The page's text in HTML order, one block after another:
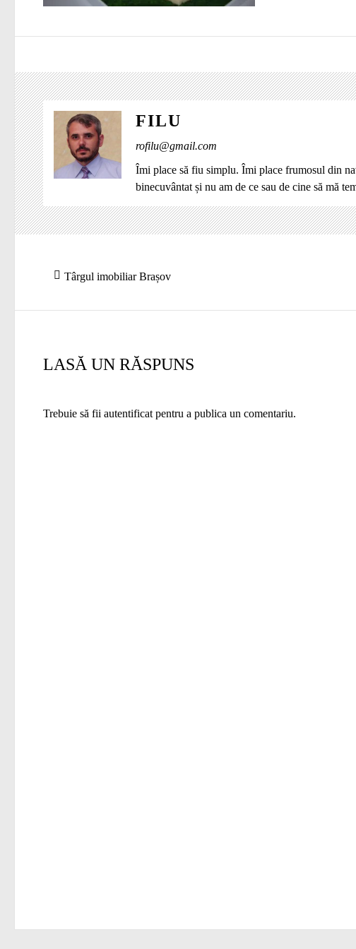
FILU
rofilu@gmail.com
Îmi place să fiu simplu. Îmi place frumosul din
binecuvântat și nu am de ce sau de cine să mă
Navigare
articole
Articolul
Târgul imobiliar Brașov
LASĂ UN RĂSPUNS
Trebuie să fii autentificat pentru a publica un comentariu.